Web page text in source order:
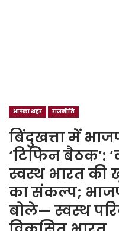
आपका शहर राजनीति
बिंदुखत्ता में
‘टिफिन बैठक’:
स्वस्थ भारत की
का संकल्प;
बोले— स्वस्थ